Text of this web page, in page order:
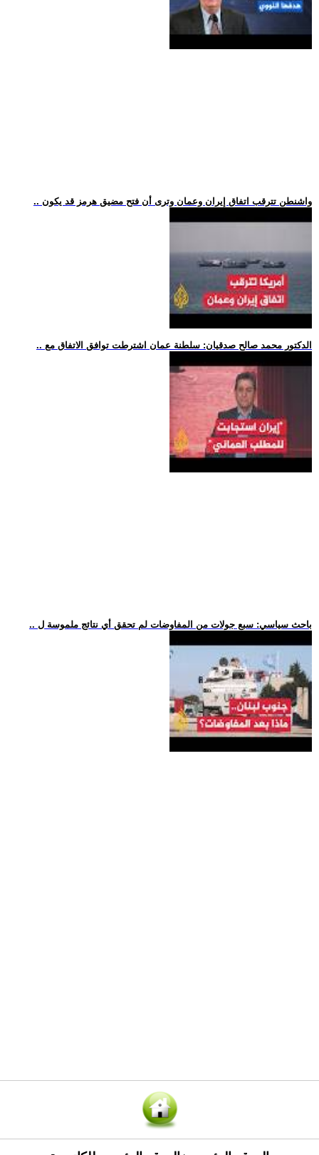
.. واشنطن تترقب اتفاق إيران وعمان وترى أن فتح مضيق هرمز قد يكون
.. الدكتور محمد صالح صدقيان: سلطنة عمان اشترطت توافق الاتفاق مع
.. باحث سياسي: سبع جولات من المفاوضات لم تحقق أي نتائج ملموسة ل